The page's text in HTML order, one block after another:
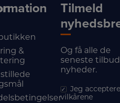
&
Tilmeld
Og få alle de
seneste
nyheder.
Jeg
vilkårene